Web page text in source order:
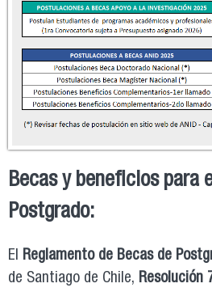
Becas y beneficios para
Postgrado:
El Reglamento de Becas de
de Santiago de Chile, Resolución